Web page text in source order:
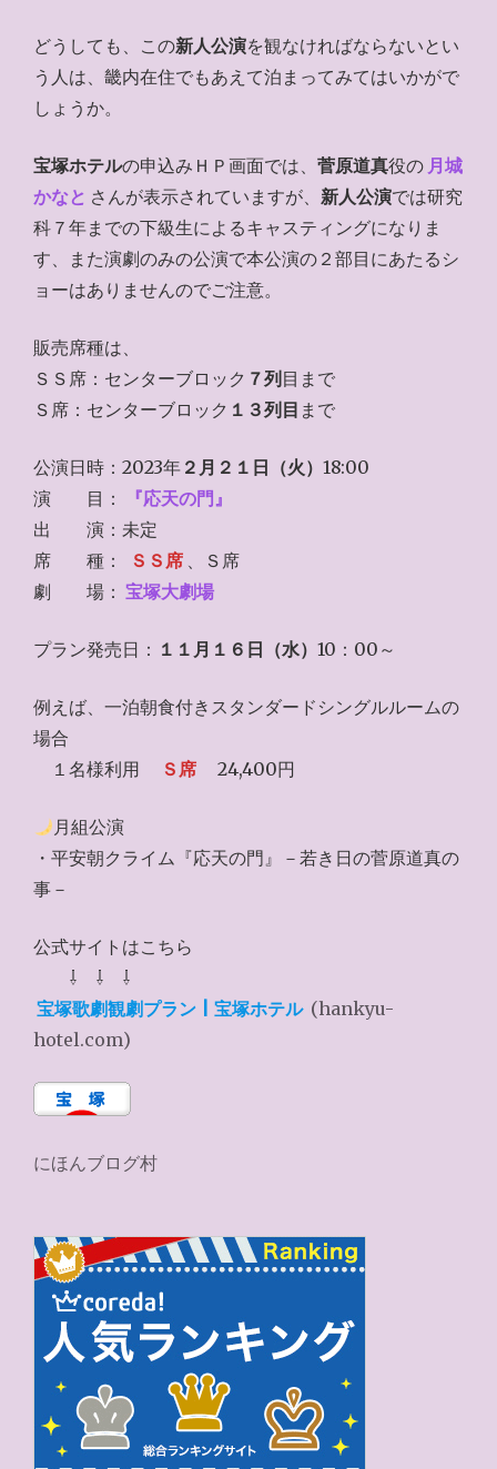
どうしても、この新人公演を観なければならないとい
う人は、畿内在住でもあえて泊まってみてはいかがで
しょうか。
宝塚ホテルの申込みＨＰ画面では、 菅原道真役の 月城
かなと さんが表示されていますが、新人公演では研究
科７年までの下級生によるキャスティングになりま
す、また演劇のみの公演で本公演の２部目にあたるシ
ョーはありませんのでご注意。
販売席種は、
ＳＳ席：センターブロック ７列 目まで
Ｓ席：センターブロック １３列目 まで
公演日時：2023年 ２月２１日（火） 18:00
演 目：
『応天の門』
出 演：未定
席 種：
ＳＳ席 、Ｓ席
劇 場： 宝塚大劇場
プラン発売日： １１月１６日（水） 10：00～
例えば、一泊朝食付きスタンダードシングルルームの
場合
１名様利用
Ｓ席 24,400円
月組公演
・平安朝クライム『応天の門』－若き日の菅原道真の
事－
公式サイトはこちら
⇩ ⇩ ⇩
宝塚歌劇観劇プラン | 宝塚ホテル (hankyu-
hotel.com)
にほんブログ村